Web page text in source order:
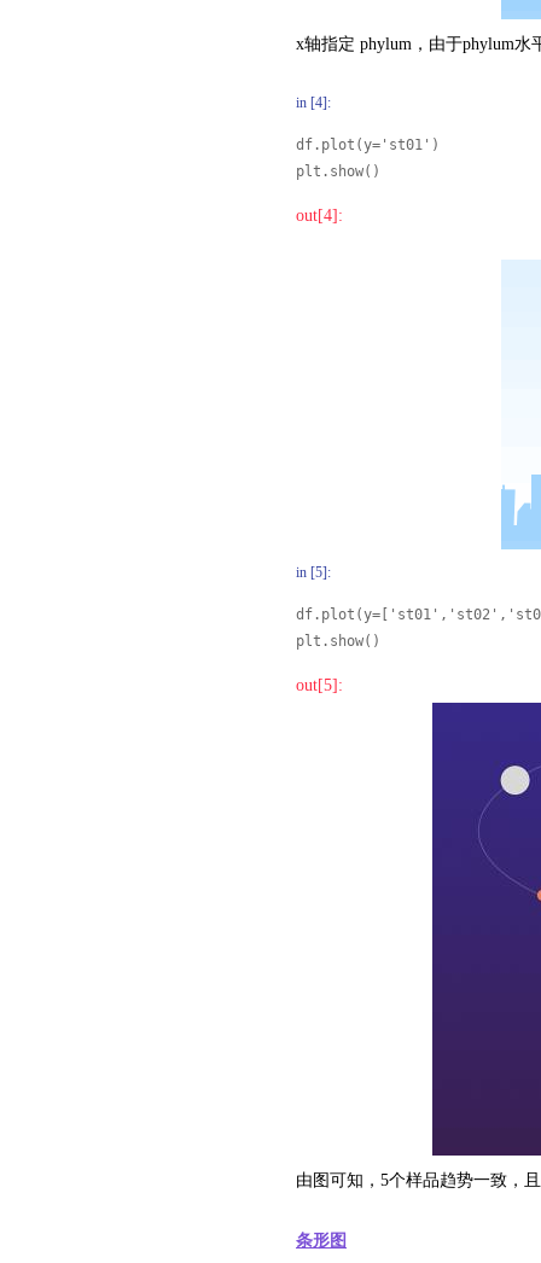
x轴指定 phylum，由于phylum
in [4]:
df.plot(y='st01')
plt.show()
out[4]:
in [5]:
plt.show()
out[5]:
由图可知，5个样品趋势一致，
条形图